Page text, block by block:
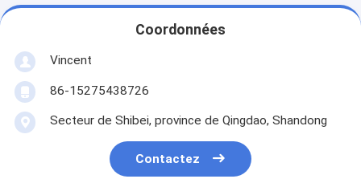
Coordonnées
Vincent
86-15275438726
Secteur de Shibei, province de Qingdao, Shandong
Contactez